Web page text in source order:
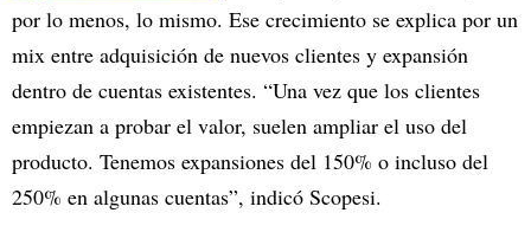
por lo menos, lo mismo. Ese crecimiento se explica por un
mix entre adquisición de nuevos clientes y expansión
dentro de cuentas existentes. “Una vez que los clientes
empiezan a probar el valor, suelen ampliar el uso del
producto. Tenemos expansiones del 150% o incluso del
250% en algunas cuentas”, indicó Scopesi.